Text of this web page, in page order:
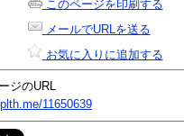
このページを印刷する
メールでURLを送る
お気に入りに追加する
ジのURL
11650639